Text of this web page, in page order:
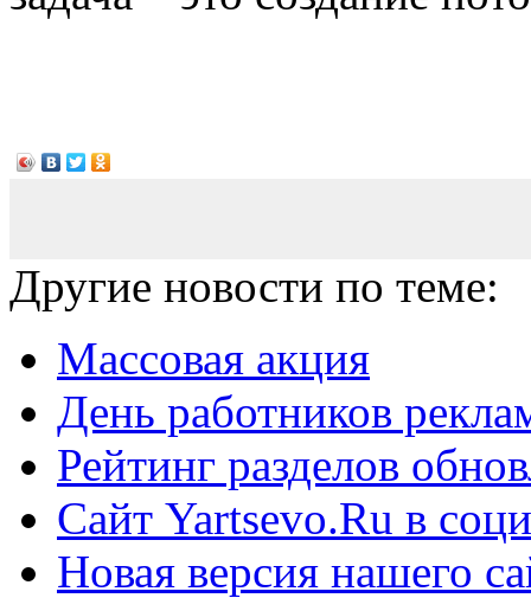
Другие новости по теме:
Массовая акция
День работников
Рейтинг разделов
Сайт Yartsevo.Ru в
Новая версия нашего